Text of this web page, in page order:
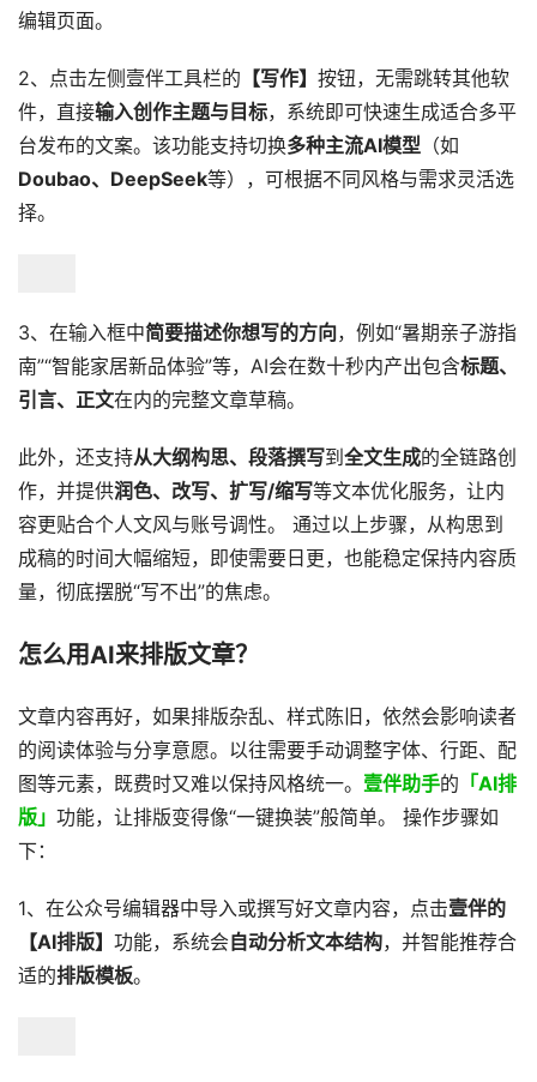
编辑页面。
2、点击左侧壹伴工具栏的 【写作】 按钮，无需跳转其他软
件，直接输入创作主题与目标，系统即可快速生成适合多平
台发布的文案。该功能支持切换多种主流AI模型 （如
Doubao、DeepSeek等），可根据不同风格与需求灵活选
择。
3、在输入框中简要描述你想写的方向，例如“暑期亲子游指
南”“智能家居新品体验”等，AI会在数十秒内产出包含标题、
引言、正文在内的完整文章草稿。
此外，还支持从大纲构思、段落撰写到 全文生成的全链路创
作，并提供润色、改写、扩写/缩写等文本优化服务，让内
容更贴合个人文风与账号调性。 通过以上步骤，从构思到
成稿的时间大幅缩短，即使需要日更，也能稳定保持内容质
量，彻底摆脱“写不出”的焦虑。
怎么用AI来排版文章？
文章内容再好，如果排版杂乱、样式陈旧，依然会影响读者
的阅读体验与分享意愿。以往需要手动调整字体、行距、配
图等元素，既费时又难以保持风格统一。 壹伴助手的 「AI排
版」 功能，让排版变得像“一键换装”般简单。 操作步骤如
下：
1、在公众号编辑器中导入或撰写好文章内容，点击壹伴的
【AI排版】 功能，系统会自动分析文本结构，并智能推荐合
适的排版模板。